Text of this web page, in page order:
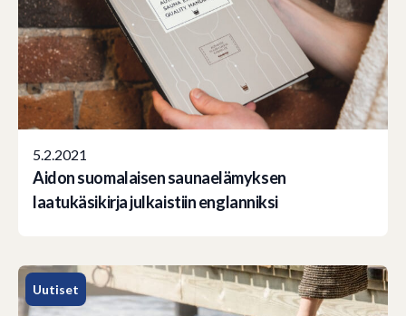
5.2.2021
Aidon suomalaisen saunaelämyksen
laatukäsikirja julkaistiin englanniksi
Uutiset